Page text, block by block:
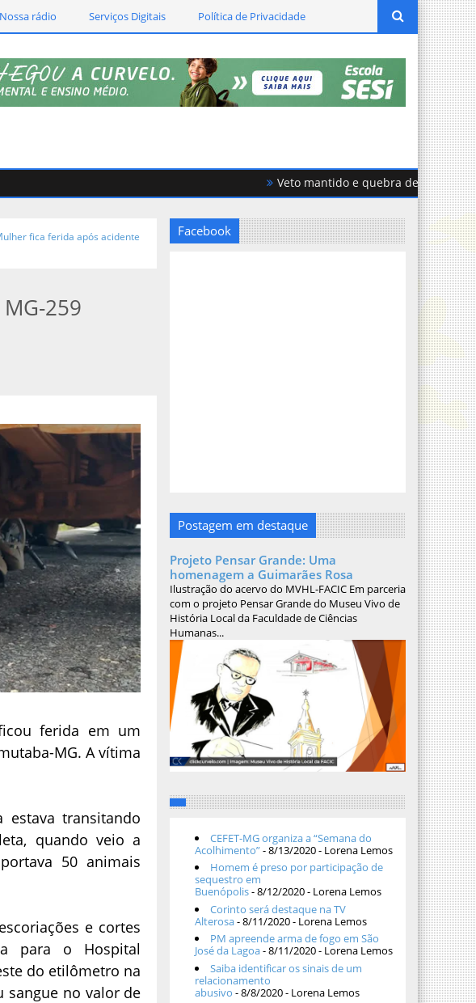
Nossa rádio Serviços Digitais Política de Privacidade
Veto mantido e quebra de acordo
Comunicador Thiago Matoso mobiliza a região em batalha contra o
fica ferida após acidente
259
ferida em um
MG. A vítima
estava transitando
quando veio a
50 animais
e cortes
para o Hospital
do etilômetro na
sangue no valor de
Facebook
Postagem em destaque
Projeto Pensar Grande: Uma
homenagem a Guimarães Rosa
Ilustração do acervo do MVHL-FACIC Em parceria
com o projeto Pensar Grande do Museu Vivo de
História Local da Faculdade de Ciências
Humanas...
CEFET-MG organiza a “Semana do
Acolhimento”- 8/13/2020- Lorena Lemos
Homem é preso por participação de
sequestro em
Buenópolis- 8/12/2020- Lorena Lemos
Corinto será destaque na TV
Alterosa- 8/11/2020- Lorena Lemos
PM apreende arma de fogo em São
José da Lagoa- 8/11/2020- Lorena Lemos
Saiba identificar os sinais de um
relacionamento
abusivo - 8/8/2020- Lorena Lemos